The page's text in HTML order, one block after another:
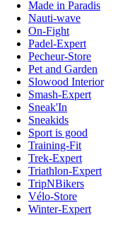
Made in Paradis
Nauti-wave
On-Fight
Padel-Expert
Pecheur-Store
Pet and Garden
Slowood Interior
Smash-Expert
Sneak'In
Sneakids
Sport is good
Training-Fit
Trek-Expert
Triathlon-Expert
TripNBikers
Vélo-Store
Winter-Expert